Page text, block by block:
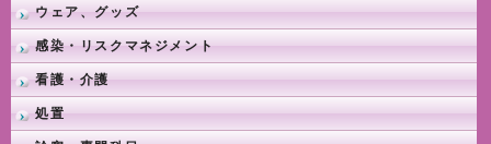
ウェア、グッズ
感染・リスクマネジメント
看護・介護
処置